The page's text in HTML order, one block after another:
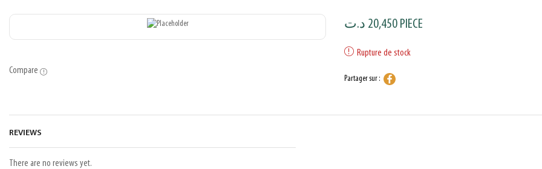
Compare
20,450 د.ت PIECE
Rupture de stock
Partager sur :
REVIEWS
There are no reviews yet.